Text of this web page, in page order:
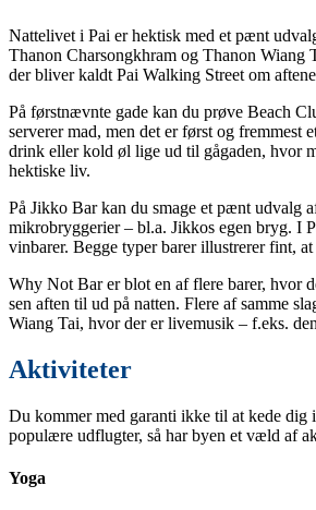
Nattelivet i Pai er hektisk med et pænt
Thanon Charsongkhram og Thanon Wiang
der bliver kaldt Pai Walking Street om
På førstnævnte gade kan du prøve Beach
serverer mad, men det er først og fremmest
drink eller kold øl lige ud til gågaden, hvor
hektiske liv.
På Jikko Bar kan du smage et pænt udvalg
mikrobryggerier – bl.a. Jikkos egen bryg. I
vinbarer. Begge typer barer illustrerer fint,
Why Not Bar er blot en af flere barer, hvor
sen aften til ud på natten. Flere af samme
Wiang Tai, hvor der er livemusik – f.eks.
Aktiviteter
Du kommer med garanti ikke til at kede dig
populære udflugter, så har byen et væld af
Yoga